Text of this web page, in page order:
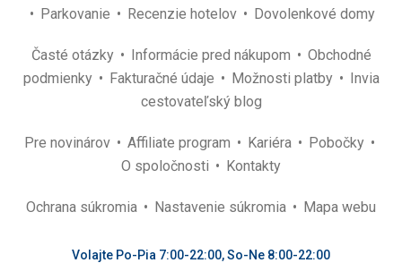
Parkovanie
Recenzie hotelov Dovolenkové domy
Časté otázky Informácie pred nákupom
Obchodné
podmienky
Fakturačné údaje Možnosti platby
Invia
cestovateľský blog
Pre novinárov Affiliate program Kariéra
Pobočky
O spoločnosti
Kontakty
Ochrana súkromia Nastavenie súkromia Mapa webu
Volajte Po-Pia 7:00-22:00, So-Ne 8:00-22:00